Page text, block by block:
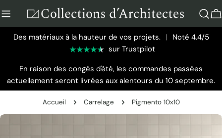
au
contenu
Des matériaux à la hauteur de vos projets. | Noté 4.4/5
sur Trustpilot
En raison des congés d'été, les commandes passées
actuellement seront livrées aux alentours du 10 septembre.
Accueil Carrelage Pigmento 10x10
Passer